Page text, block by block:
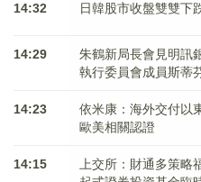
14:32 日韓股市收盤雙雙下
14:29
朱鶴新局長會見明訊
執行委員會成員斯蒂
14:23
依米康：海外交付以
歐美相關認證
14:15
上交所：財通多策